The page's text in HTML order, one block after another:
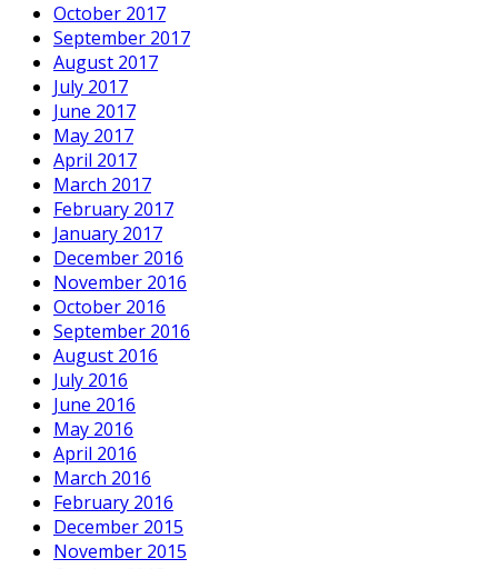
October 2017
September 2017
August 2017
July 2017
June 2017
May 2017
April 2017
March 2017
February 2017
January 2017
December 2016
November 2016
October 2016
September 2016
August 2016
July 2016
June 2016
May 2016
April 2016
March 2016
February 2016
December 2015
November 2015